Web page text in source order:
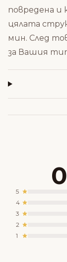
повредена и
цялата
мин. След
за Вашия
5
4
3
2
1